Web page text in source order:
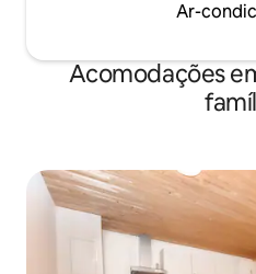
Ar-
Acomodações